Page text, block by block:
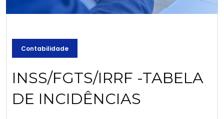
Contabilidade
INSS/FGTS/IRRF -TABELA
DE INCIDÊNCIAS